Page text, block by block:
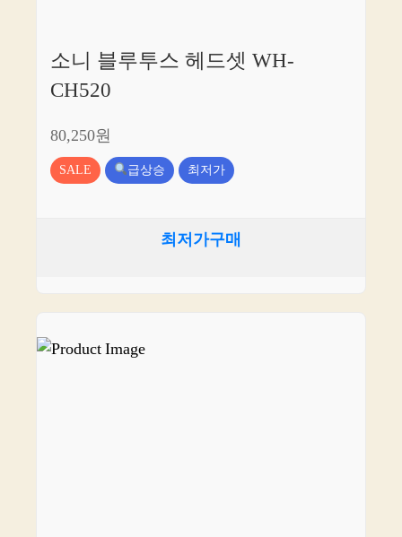
소니 블루투스 헤드셋 WH-
CH520
80,250원
SALE 급상승 최저가
최저가구매